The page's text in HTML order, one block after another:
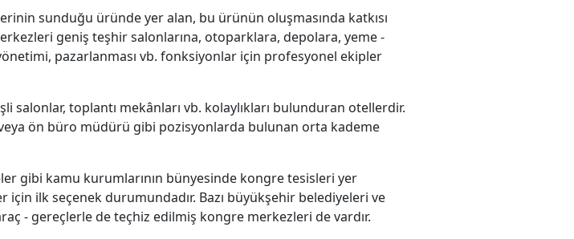
sunduğu üründe yer alan, bu ürünün oluşmasında katkısı
geniş teşhir salonlarına, otoparklara, depolara, yeme -
pazarlanması vb. fonksiyonlar için profesyonel ekipler
toplantı mekânları vb. kolaylıkları bulunduran otellerdir.
ön büro müdürü gibi pozisyonlarda bulunan orta kademe
gibi kamu kurumlarının bünyesinde kongre tesisleri yer
ilk seçenek durumundadır. Bazı büyükşehir belediyeleri ve
- gereçlerle de teçhiz edilmiş kongre merkezleri de vardır.